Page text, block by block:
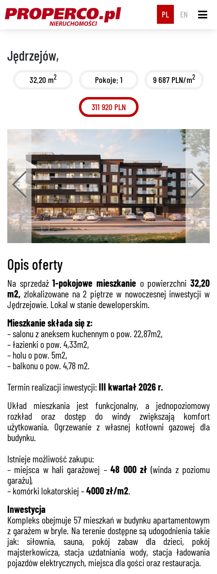
PL EN
Jędrzejów,
32.20 m2 Pokoje: 1 9 687 PLN/m2
311 920 PLN
Opis oferty
Na sprzedaż1-pokojowe mieszkanie o powierzchni32,20
m2, zlokalizowane na 2 piętrze w nowoczesnej inwestycji w
Jędrzejowie. Lokal w stanie deweloperskim.
Mieszkanie składa się z:
– salonu z aneksem kuchennym o pow. 22,87m2,
– łazienki o pow. 4,33m2,
– holu o pow. 5m2,
– balkonu o pow. 4,78 m2.
Termin realizacji inwestycji:III kwartał 2026 r.
Układ mieszkania jest funkcjonalny, a jednopoziomowy
rozkład oraz dostęp do windy zwiększają komfort
użytkowania. Ogrzewanie z własnej kotłowni gazowej dla
budynku.
Istnieje możliwość zakupu:
– miejsca w hali garażowej –48 000 zł(winda z poziomu
garażu),
– komórki lokatorskiej –4000 zł/m2.
Inwestycja
Kompleks obejmuje 57 mieszkań w budynku apartamentowym
z garażem w bryle. Na terenie dostępne są udogodnienia takie
jak: siłownia, sauna, pokój zabaw dla dzieci, pokój
majsterkowicza, stacja uzdatniania wody, stacja ładowania
pojazdów elektrycznych, miejsca dla gości oraz restauracja.